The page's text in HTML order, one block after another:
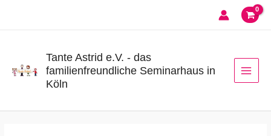
Tante Astrid e.V. - das
familienfreundliche Seminarhaus in
Köln